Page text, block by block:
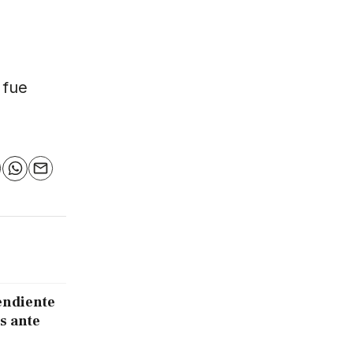
fue
WhatsApp
Email
ante